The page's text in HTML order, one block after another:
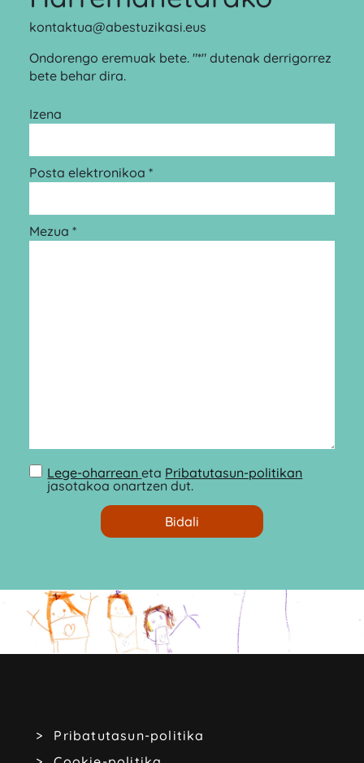
kontaktua@abestuzikasi.eus
Ondorengo eremuak bete. "*" dutenak derrigorrez
bete behar dira.
Izena
Posta elektronikoa *
Mezua *
Lege-oharreaneta Pribatutasun-politikan
jasotakoa onartzen dut.
Pribatutasun-politika